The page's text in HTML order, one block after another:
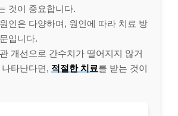
것이 중요합니다.
인은 다양하며, 원인에 따라 치료 방
입니다.
개선으로 간수치가 떨어지지 않거
타난다면, 적절한 치료를 받는 것이